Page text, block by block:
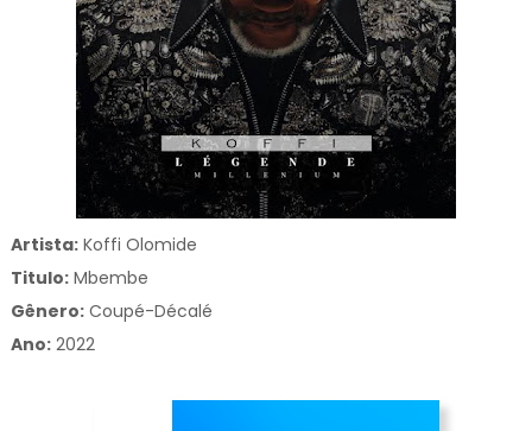
Artista:Koffi Olomide
Titulo:Mbembe
Gênero: Coupé-Décalé
Ano:2022